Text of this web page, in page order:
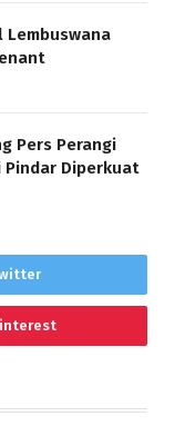
Lembuswana
Pers Perangi
Diperkuat